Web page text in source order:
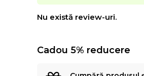
Nu există review-uri.
Cadou 5% reducere